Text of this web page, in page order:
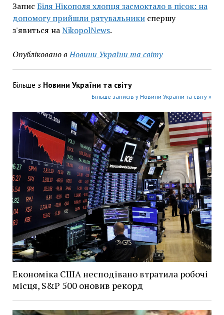
Запис Біля Нікополя хлопця засмоктало в пісок: на
допомогу прийшли рятувальникиспершу
з'явиться наNikopolNews.
Опубліковано в Новини України та світу
Більше з Новини України та світу
Більше записів у Новини України та світу »
Економіка США несподівано втратила робочі
місця, S&P 500 оновив рекорд